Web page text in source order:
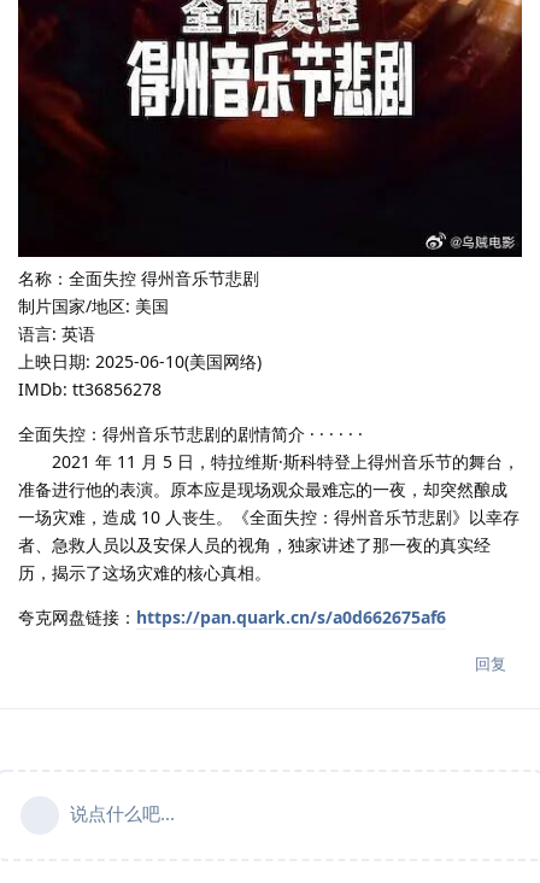
名称：全面失控 得州音乐节悲剧
制片国家/地区: 美国
语言: 英语
上映日期: 2025-06-10(美国网络)
IMDb: tt36856278
全面失控：得州音乐节悲剧的剧情简介 · · · · · ·
2021 年 11 月 5 日，特拉维斯·斯科特登上得州音乐节的舞台，
准备进行他的表演。原本应是现场观众最难忘的一夜，却突然酿成
一场灾难，造成 10 人丧生。《全面失控：得州音乐节悲剧》以幸存
者、急救人员以及安保人员的视角，独家讲述了那一夜的真实经
历，揭示了这场灾难的核心真相。
夸克网盘链接： https://pan.quark.cn/s/a0d662675af6
回复
说点什么吧...